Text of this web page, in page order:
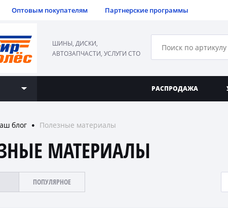
Оптовым покупателям Партнерские программы
ШИНЫ, ДИСКИ,
АВТОЗАПЧАСТИ, УСЛУГИ СТО
РАСПРОДАЖА
блог ● Полезные материалы
МАТЕРИАЛЫ
ПОПУЛЯРНОЕ